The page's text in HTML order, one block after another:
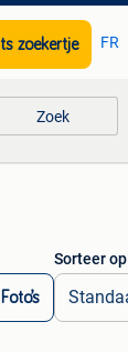
zoekertje FR
Zoek
Foto’s
Sorteer op